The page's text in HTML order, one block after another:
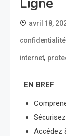
avril 18,
confidentialité,
internet,
EN BREF
Accédez